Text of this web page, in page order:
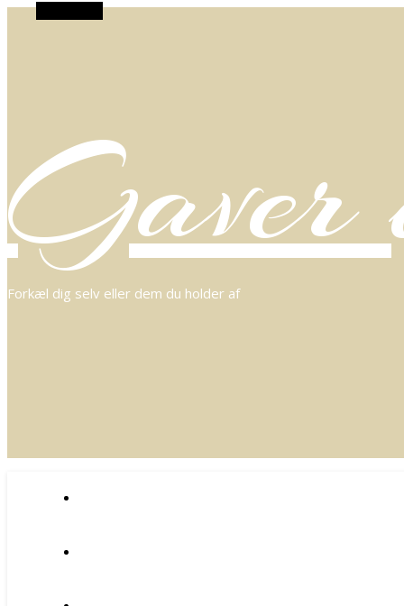
Gaver
Forkæl dig selv eller dem du holder af